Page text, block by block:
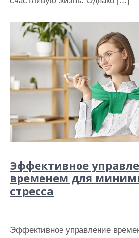
Эффективное
временем для
стресса
Эффективное управление